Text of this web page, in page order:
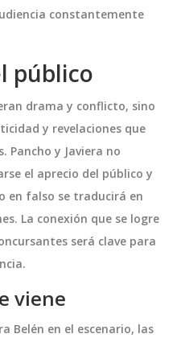
constantemente
público
drama y conflicto, sino
y revelaciones que
Pancho y Javiera no
el aprecio del público y
en falso se traducirá en
La conexión que se logre
será clave para
viene
Belén en el escenario, las